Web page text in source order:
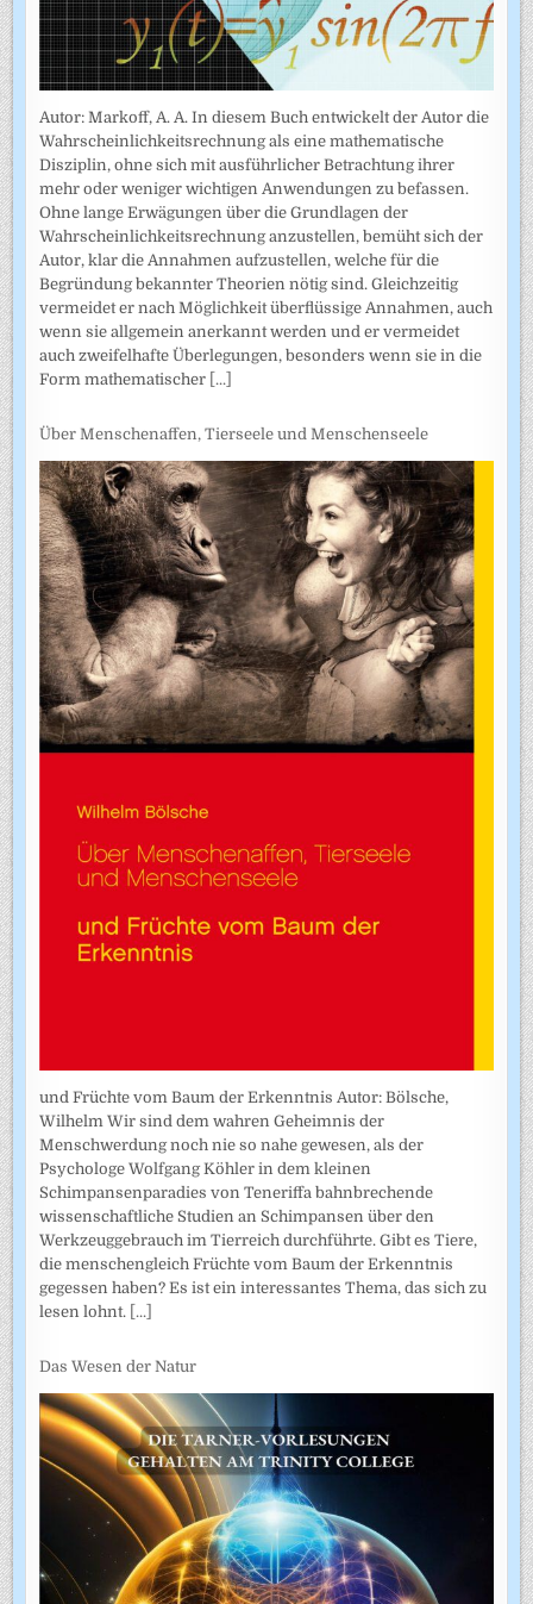
Autor: Markoff, A. A. In diesem Buch entwickelt der Autor die
Wahrscheinlichkeitsrechnung als eine mathematische
Disziplin, ohne sich mit ausführlicher Betrachtung ihrer
mehr oder weniger wichtigen Anwendungen zu befassen.
Ohne lange Erwägungen über die Grundlagen der
Wahrscheinlich­keitsrechnung anzustellen, bemüht sich der
Autor, klar die Annahmen auf­zustellen, welche für die
Begründung bekannter Theorien nötig sind. Gleichzeitig
vermeidet er nach Möglichkeit überflüssige Annahmen, auch
wenn sie allgemein anerkannt werden und er vermeidet
auch zweifel­hafte Überlegungen, besonders wenn sie in die
Form mathematischer [...]
Über Menschenaffen, Tierseele und Menschenseele
und Früchte vom Baum der Erkenntnis Autor: Bölsche,
Wilhelm Wir sind dem wahren Geheimnis der
Menschwerdung noch nie so nahe gewesen, als der
Psychologe Wolfgang Köhler in dem kleinen
Schimpansenparadies von Teneriffa bahnbrechende
wissenschaftliche Studien an Schimpansen über den
Werkzeuggebrauch im Tierreich durchführte. Gibt es Tiere,
die menschengleich Früchte vom Baum der Erkenntnis
gegessen haben? Es ist ein interessantes Thema, das sich zu
lesen lohnt. [...]
Das Wesen der Natur